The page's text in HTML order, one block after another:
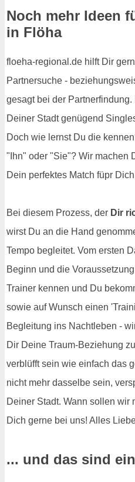
Noch mehr Ideen
in Flöha
floeha-regional.de hilft Dir
Partnersuche -
gesagt bei der Partnerfindung.
Deiner Stadt genügend
Doch wie lernst Du die
"Ihn" oder "Sie"? Wir machen
Dein perfektes Match füpr
Bei diesem Prozess, der Dir
wirst Du an die Hand
Tempo begleitet. Vom ersten
Beginn und die
Trainer kennen und Du
sowie auf Wunsch einen
Begleitung ins Nachtleben -
Dir Deine Traum-Beziehung
verblüfft sein wie einfach das
nicht mehr dasselbe sein,
Deiner Stadt. Wann sollen wir
Dich gerne bei uns! Alles
... und das sind